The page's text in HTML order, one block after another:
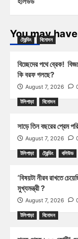
You may
ট্রেন্ডিং বিনোদন
বিচ্ছেদের পথে ব্রেক!
কি বরফ গলছে?
August 7, 2026
টলিপাড়া বিনোদন
সাড়ে তিন বছরের প্রেম
August 7, 2026
টলিপাড়া ট্রেন্ডিং বলিউড
‘বিষয়টা নীরব রাখতে
মুখ্যমন্ত্রী ?
August 7, 2026
টলিপাড়া বিনোদন